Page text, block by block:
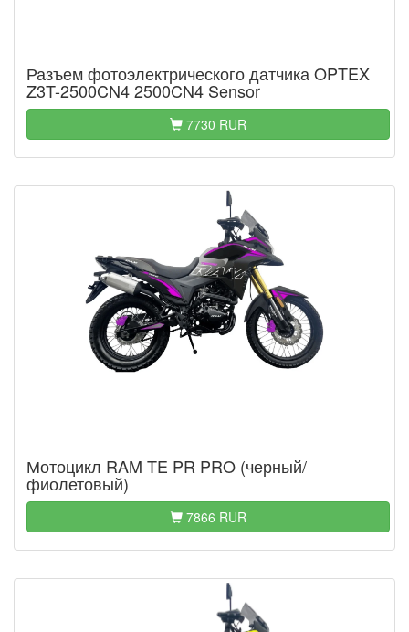
Разъем фотоэлектрического датчика OPTEX
Z3T-2500CN4 2500CN4 Sensor
7730 RUR
Мотоцикл RAM TE PR PRO (черный/
фиолетовый)
7866 RUR